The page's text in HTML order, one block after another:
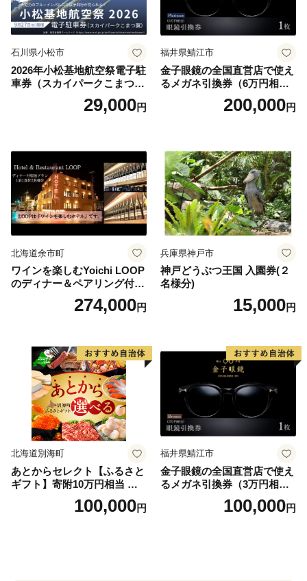
石川県小松市
2026年小松基地航空祭電子駐
車券（スカイパークこまつ
翼） 駐車場 シャトルバスの
りばすぐ 石川県 小松市
29,000円
福井県鯖江市
金子眼鏡の全国直営店で使え
るメガネ引換券（6万円相
当） Platinum200,000円
北海道余市町
ワインを楽しむYoichi LOOP
のディナー＆ペアリング付宿
泊プラン＜デラックスツイン
274,000円
兵庫県神戸市
神戸どうぶつ王国 入園券(２
名様分)
15,000円
北海道別海町
あとからセレクト【ふるさと
ギフト】寄附10万円相当 あ
とから選べる！ ギフト いく
ら ほたて 海鮮 牛肉 別海町
100,000円
福井県鯖江市
金子眼鏡の全国直営店で使え
るメガネ引換券（3万円相
100,000円